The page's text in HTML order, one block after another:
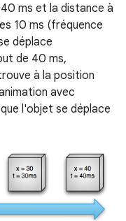
ms et la distance à
10 ms (fréquence
déplace
de 40 ms,
à la position
avec
l'objet se déplace